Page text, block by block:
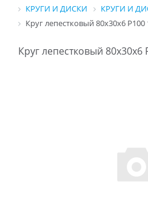
КРУГИ И ДИСКИ
КРУГИ И
Круг лепестковый 80х30х6 P100
Круг лепестковый 80х30х6